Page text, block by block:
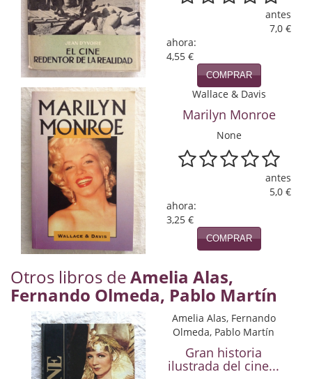
Literatura hispanoamericana
Local
Mafia y espionaje
Matemáticas
Medicina
Música
Naturaleza
Novela Extranjera
Novela fantástica
Novela histórica
Novela negra
Novela romántica
Otros idiomas
antes
7,0 €
ahora:
4,55 €
COMPRAR
Wallace & Davis
Marilyn Monroe
None
antes
5,0 €
ahora:
3,25 €
COMPRAR
Otros libros deAmelia Alas,
Fernando Olmeda, Pablo Martín
Amelia Alas, Fernando
Olmeda, Pablo Martín
Gran historia
ilustrada del cine...